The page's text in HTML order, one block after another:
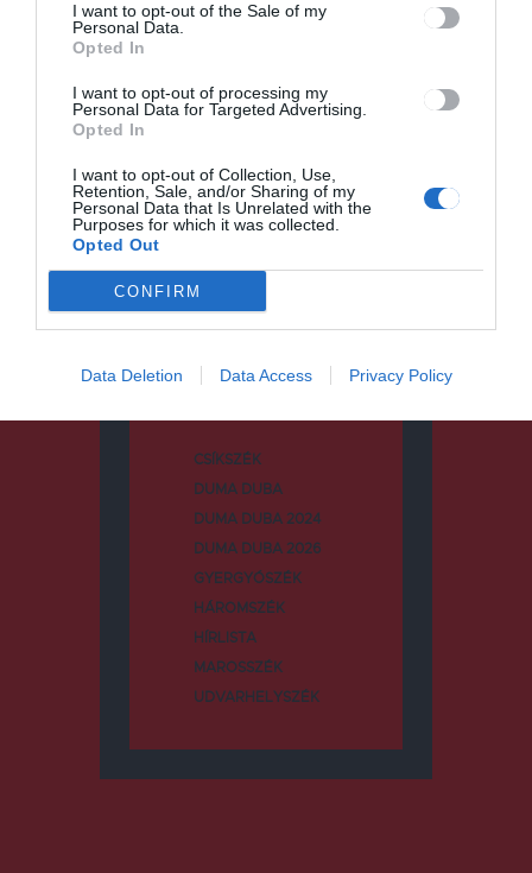
I want to opt-out of the Sale of my
Personal Data.
Opted In
I want to opt-out of processing my
Personal Data for Targeted Advertising.
Opted In
I want to opt-out of Collection, Use,
Retention, Sale, and/or Sharing of my
Personal Data that Is Unrelated with the
Purposes for which it was collected.
Opted Out
CONFIRM
Data Deletion Data Access Privacy Policy
Keresés
Keresés:
CSÍKSZÉK
DUMA DUBA
DUMA DUBA 2024
DUMA DUBA 2026
GYERGYÓSZÉK
HÁROMSZÉK
HÍRLISTA
MAROSSZÉK
UDVARHELYSZÉK